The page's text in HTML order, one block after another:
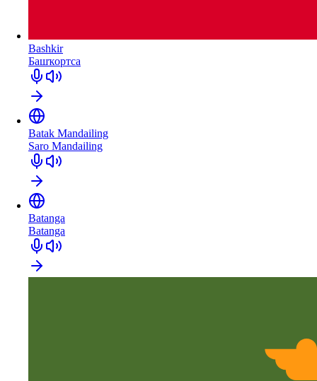
Bashkir
Башҡортса
Batak Mandailing
Saro Mandailing
Batanga
Batanga